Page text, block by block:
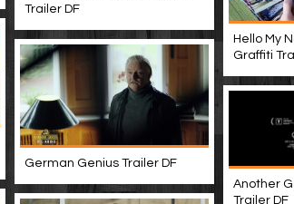
Trailer DF
Hello My
Graffiti
German Genius Trailer DF
Another
Trailer DF